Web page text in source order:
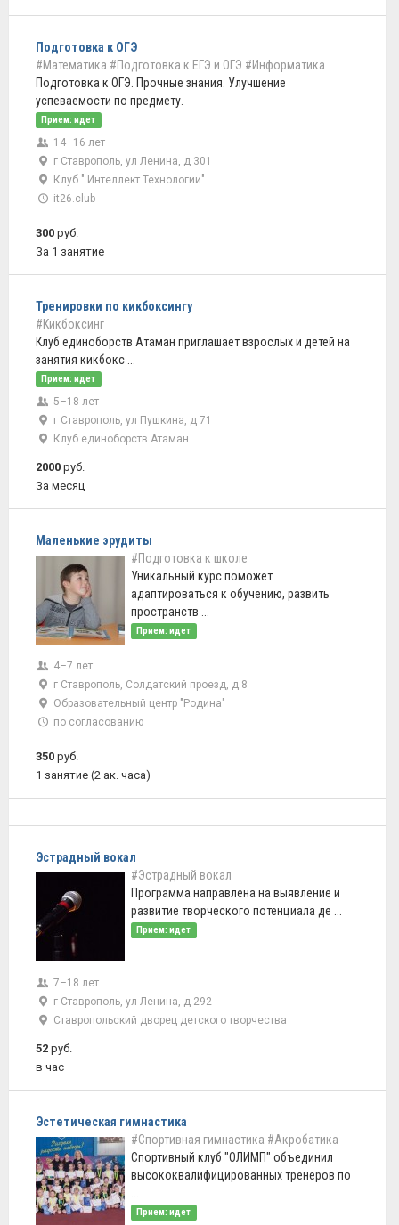
Подготовка к ОГЭ
#Математика #Подготовка к ЕГЭ и ОГЭ #Информатика
Подготовка к ОГЭ. Прочные знания. Улучшение
успеваемости по предмету.
Прием: идет
14–16 лет
г Ставрополь, ул Ленина, д 301
Клуб " Интеллект Технологии"
it26.club
300 руб.
За 1 занятие
Тренировки по кикбоксингу
#Кикбоксинг
Клуб единоборств Атаман приглашает взрослых и детей на
занятия кикбокс ...
Прием: идет
5–18 лет
г Ставрополь, ул Пушкина, д 71
Клуб единоборств Атаман
2000 руб.
За месяц
Маленькие эрудиты
#Подготовка к школе
Уникальный курс поможет
адаптироваться к обучению, развить
пространств ...
Прием: идет
4–7 лет
г Ставрополь, Солдатский проезд, д 8
Образовательный центр "Родина"
по согласованию
350 руб.
1 занятие (2 ак. часа)
Эстрадный вокал
#Эстрадный вокал
Программа направлена на выявление и
развитие творческого потенциала де ...
Прием: идет
7–18 лет
г Ставрополь, ул Ленина, д 292
Ставропольский дворец детского творчества
52 руб.
в час
Эстетическая гимнастика
#Спортивная гимнастика #Акробатика
Спортивный клуб "ОЛИМП" объединил
высококвалифицированных тренеров по
Прием: идет